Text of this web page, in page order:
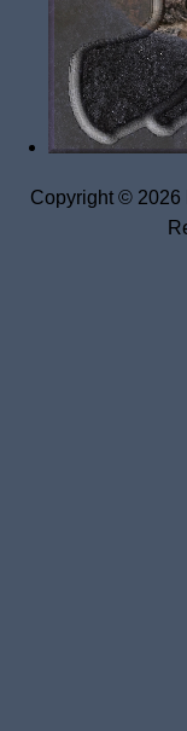
Copyright © 2026